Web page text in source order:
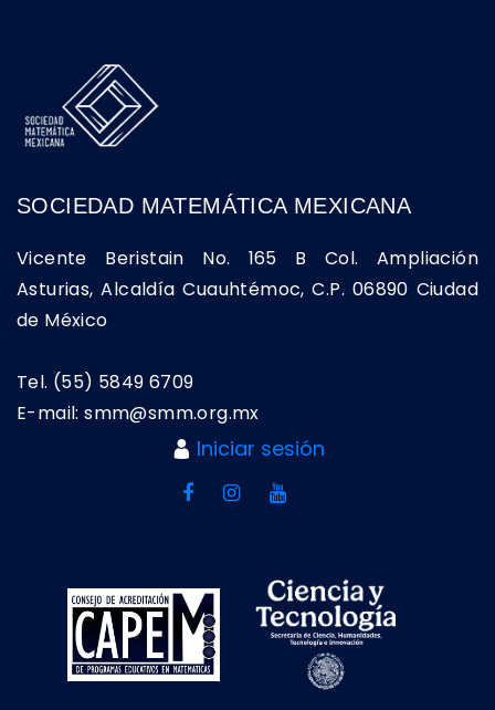
SOCIEDAD MATEMÁTICA MEXICANA
Vicente Beristain No. 165 B Col. Ampliación
Asturias, Alcaldía Cuauhtémoc, C.P. 06890 Ciudad
de México
Tel. (55) 5849 6709
E-mail: smm@smm.org.mx
Iniciar sesión